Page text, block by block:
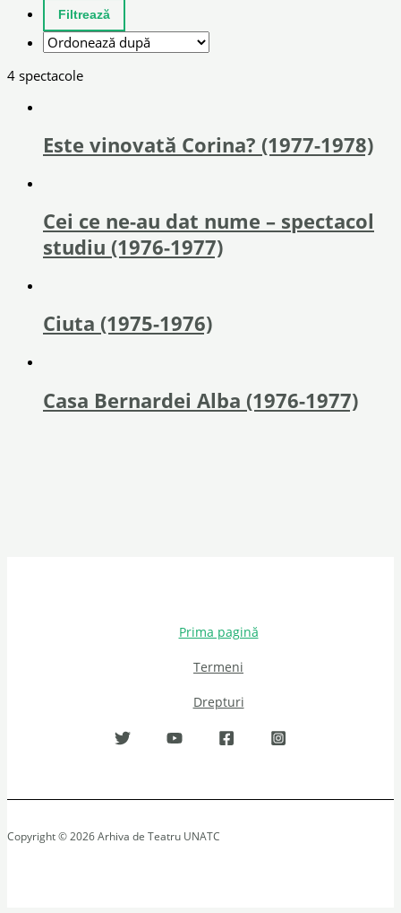
4 spectacole
Este vinovată Corina? (1977-1978)
Cei ce ne-au dat nume – spectacol
studiu (1976-1977)
Ciuta (1975-1976)
Casa Bernardei Alba (1976-1977)
Prima pagină
Termeni
Drepturi
Copyright © 2026 Arhiva de Teatru UNATC